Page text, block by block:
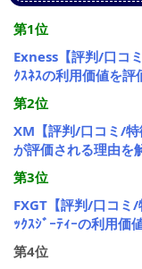
第1位
Exness【評判/口コ
ｸｽﾈｽの利用価値を評
第2位
XM【評判/口コミ/特
が評価される理由を
第3位
FXGT【評判/口コミ
ｯｸｽｼﾞｰﾃｨｰの利用価
第4位